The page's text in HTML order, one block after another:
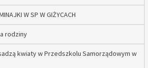
W SP W GIŻYCACH
rodziny
kwiaty w Przedszkolu Samorządowym w